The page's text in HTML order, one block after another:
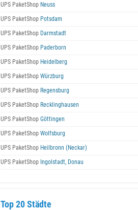
UPS PaketShop Neuss
UPS PaketShop Potsdam
UPS PaketShop Darmstadt
UPS PaketShop Paderborn
UPS PaketShop Heidelberg
UPS PaketShop Würzburg
UPS PaketShop Regensburg
UPS PaketShop Recklinghausen
UPS PaketShop Göttingen
UPS PaketShop Wolfsburg
UPS PaketShop Heilbronn (Neckar)
UPS PaketShop Ingolstadt, Donau
Top 20 Städte